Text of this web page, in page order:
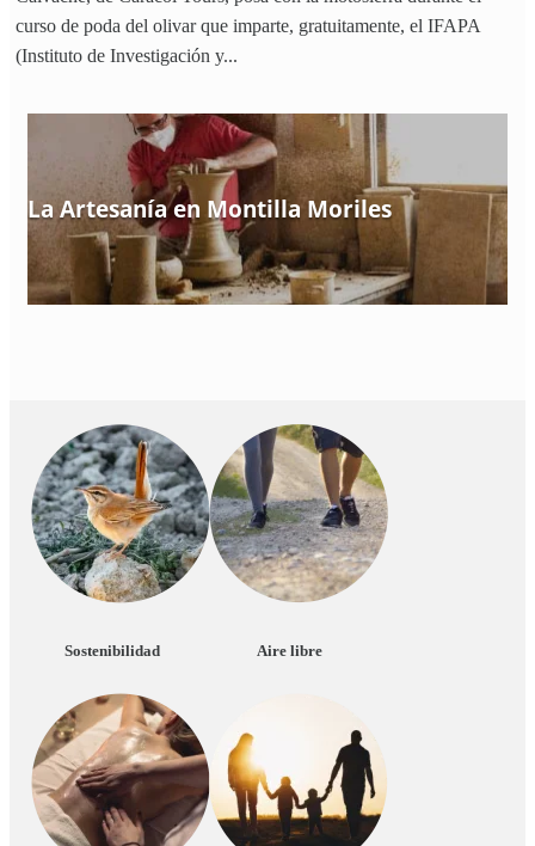
curso de poda del olivar que imparte, gratuitamente, el IFAPA
(Instituto de Investigación y...
La Artesanía en Montilla Moriles
Sostenibilidad Aire libre